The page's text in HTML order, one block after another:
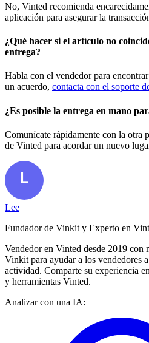
No, Vinted recomienda
aplicación para asegurar la
¿Qué hacer si el artículo no
entrega?
Habla con el vendedor para
un acuerdo, contacta con el soporte
¿Es posible la entrega en mano
Comunícate rápidamente con la otra
de Vinted para acordar un nuevo
Lee
Fundador de Vinkit y Experto en
Vendedor en Vinted desde 2019 con
Vinkit para ayudar a los vendedores
actividad. Comparte su experiencia
y herramientas Vinted.
Analizar con una IA: